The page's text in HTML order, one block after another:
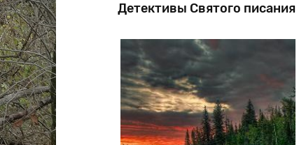
Детективы Святого писания